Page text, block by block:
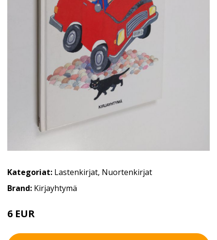
Kategoriat: Lastenkirjat, Nuortenkirjat
Brand: Kirjayhtymä
6 EUR